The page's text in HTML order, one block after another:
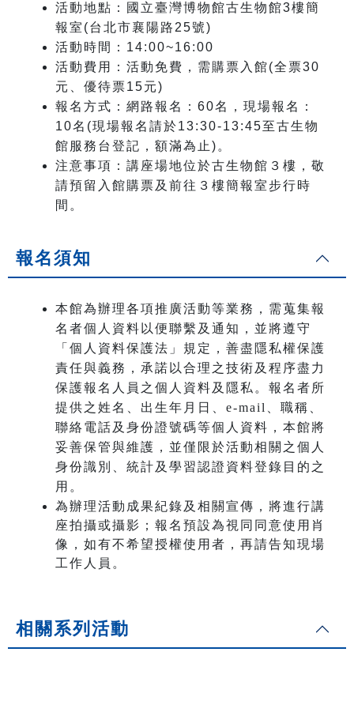
活動地點：國立臺灣博物館古生物館3樓簡
報室 (台北市襄陽路 25號)
活動時間： 14:00~16:00
活動費用：活動免費，需購票入館(全票30
元、優待票15元)
報名方式：網路報名： 60名，現場報名：
10名(現場報名請於13:30-13:45至古生物
館服務台登記，額滿為止)。
注意事項：講座場地位於古生物館３樓，敬
請預留入館購票及前往３樓簡報室步行時
間。
報名須知
本館為辦理各項推廣活動等業務，需蒐集報
名者個人資料以便聯繫及通知，並將遵守
「個人資料保護法」規定，善盡隱私權保護
責任與義務，承諾以合理之技術及程序盡力
保護報名人員之個人資料及隱私。報名者所
提供之姓名、出生年月日、e-mail、職稱、
聯絡電話及身份證號碼等個人資料，本館將
妥善保管與維護，並僅限於活動相關之個人
身份識別、統計及學習認證資料登錄目的之
用。
為辦理活動成果紀錄及相關宣傳，將進行講
座拍攝或攝影；報名預設為視同同意使用肖
像，如有不希望授權使用者，再請告知現場
工作人員。
相關系列活動